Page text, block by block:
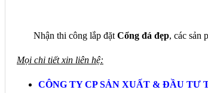
Nhận thi công lắp đặt Cổng đá đẹp, các sản
Mọi chi tiết xin liên hệ:
CÔNG TY CP SẢN XUẤT & ĐẦU TƯ